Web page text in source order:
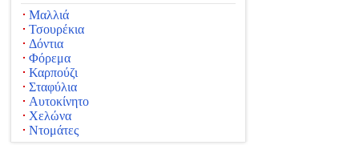
Μαλλιά
Τσουρέκια
Δόντια
Φόρεμα
Καρπούζι
Σταφύλια
Αυτοκίνητο
Χελώνα
Ντομάτες